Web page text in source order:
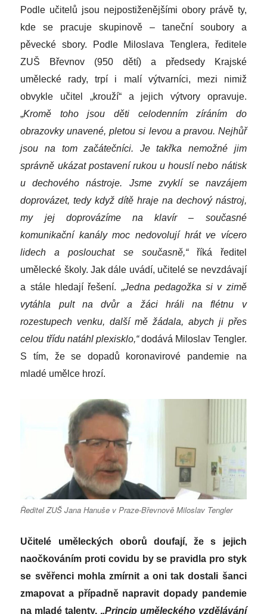
Podle učitelů jsou nejpostiženějšími obory právě ty,
kde se pracuje skupinově – taneční soubory a
pěvecké sbory. Podle Miloslava Tenglera, ředitele
ZUŠ Břevnov (950 dětí) a předsedy Krajské
umělecké rady, trpí i malí výtvarníci, mezi nimiž
obvykle učitel „krouží“ a jejich výtvory opravuje.
„Kromě toho jsou děti celodenním zíráním do
obrazovky unavené, pletou si levou a pravou. Nejhůř
jsou na tom začátečníci. Je takřka nemožné jim
správně ukázat postavení rukou u houslí nebo nátisk
u dechového nástroje. Jsme zvyklí se navzájem
doprovázet, tedy když dítě hraje na dechový nástroj,
my jej doprovázíme na klavír – současné
komunikační kanály moc nedovolují hrát ve vícero
lidech a poslouchat se současně,“říká ředitel
umělecké školy. Jak dále uvádí, učitelé se nevzdávají
a stále hledají řešení. „Jedna pedagožka si v zimě
vytáhla pult na dvůr a žáci hráli na flétnu v
rozestupech venku, další mě žádala, abych ji přes
celou třídu natáhl plexisklo,“dodává Miloslav Tengler.
S tím, že se dopadů koronavirové pandemie na
mladé umělce hrozí.
Ředitel ZUŠ Jana Hanuše v Praze-Břevnově Miloslav Tengler
Učitelé uměleckých oborů doufají, že s jejich
naočkováním proti covidu by se pravidla pro styk
se svěřenci mohla zmírnit a oni tak dostali šanci
zmapovat a případně napravit dopady pandemie
na mladé talenty. „Princip uměleckého vzdělávání